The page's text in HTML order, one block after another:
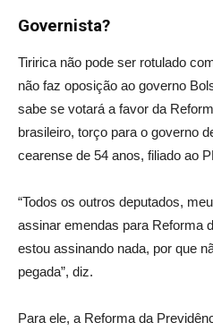
Governista?
Tiririca não pode ser rotulado
não faz oposição ao governo
sabe se votará a favor da
brasileiro, torço para o governo
cearense de 54 anos, filiado ao
“Todos os outros deputados,
assinar emendas para Reforma
estou assinando nada, por que
pegada”, diz.
Para ele, a Reforma da